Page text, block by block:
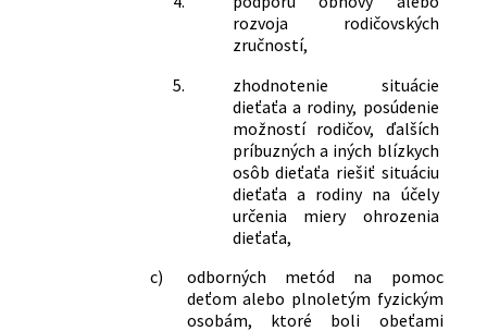
rozvoja rodičovských
zručností,
5.
zhodnotenie situácie
dieťaťa a rodiny, posúdenie
možností rodičov, ďalších
príbuzných a iných blízkych
osôb dieťaťa riešiť situáciu
dieťaťa a rodiny na účely
určenia miery ohrozenia
dieťaťa,
c)
odborných metód na pomoc
deťom alebo plnoletým fyzickým
osobám, ktoré boli obeťami